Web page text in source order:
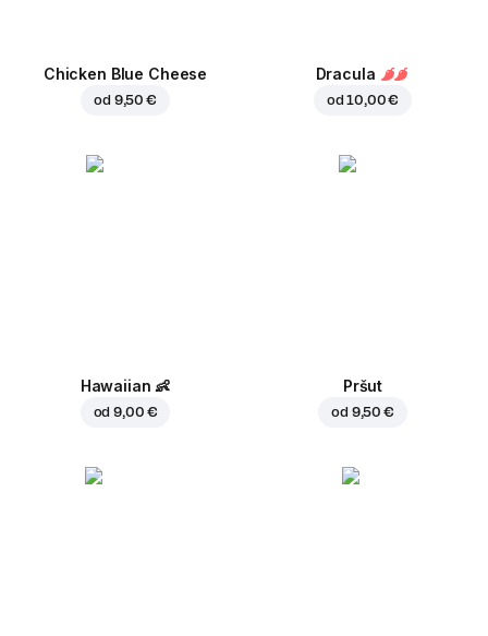
Chicken Blue Cheese
od 9,50 €
Dracula
od10,00 €
Hawaiian 👶
od9,00 €
Pršut
od 9,50 €